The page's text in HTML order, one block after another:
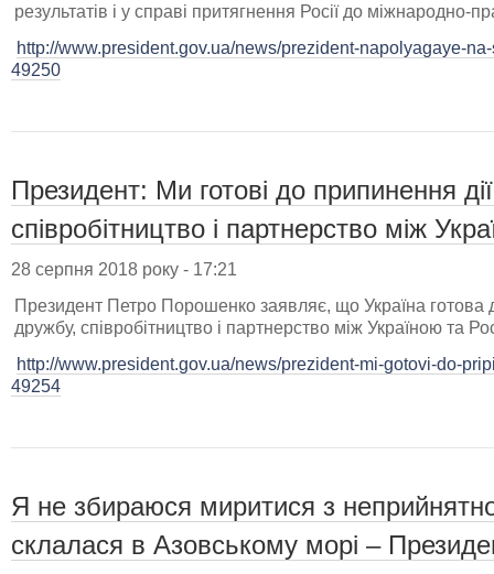
результатів і у справі притягнення Росії до міжнародно-
http://www.president.gov.ua/news/prezident-napolyagaye-
49250
Президент: Ми готові до припинення
співробітництво і партнерство між
28 серпня 2018 року - 17:21
Президент Петро Порошенко заявляє, що Україна готова
дружбу, співробітництво і партнерство між Україною та
http://www.president.gov.ua/news/prezident-mi-gotovi-do-
49254
Я не збираюся миритися з
склалася в Азовському морі –